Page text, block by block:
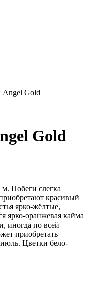
Gold
Gold
Побеги слегка
красивый
ярко-жёлтые,
ярко-оранжевая кайма
иногда по всей
приобретать
Цветки бело-